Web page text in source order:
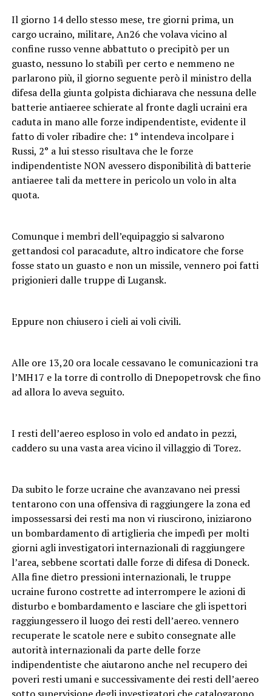
Il giorno 14 dello stesso mese, tre giorni prima, un
cargo ucraino, militare, An26 che volava vicino al
confine russo venne abbattuto o precipitò per un
guasto, nessuno lo stabilì per certo e nemmeno ne
parlarono più, il giorno seguente però il ministro della
difesa della giunta golpista dichiarava che nessuna delle
batterie antiaeree schierate al fronte dagli ucraini era
caduta in mano alle forze indipendentiste, evidente il
fatto di voler ribadire che: 1° intendeva incolpare i
Russi, 2° a lui stesso risultava che le forze
indipendentiste NON avessero disponibilità di batterie
antiaeree tali da mettere in pericolo un volo in alta
quota.
Comunque i membri dell’equipaggio si salvarono
gettandosi col paracadute, altro indicatore che forse
fosse stato un guasto e non un missile, vennero poi fatti
prigionieri dalle truppe di Lugansk.
Eppure non chiusero i cieli ai voli civili.
Alle ore 13,20 ora locale cessavano le comunicazioni tra
l’MH17 e la torre di controllo di Dnepopetrovsk che fino
ad allora lo aveva seguito.
I resti dell’aereo esploso in volo ed andato in pezzi,
caddero su una vasta area vicino il villaggio di Torez.
Da subito le forze ucraine che avanzavano nei pressi
tentarono con una offensiva di raggiungere la zona ed
impossessarsi dei resti ma non vi riuscirono, iniziarono
un bombardamento di artiglieria che impedì per molti
giorni agli investigatori internazionali di raggiungere
l’area, sebbene scortati dalle forze di difesa di Doneck.
Alla fine dietro pressioni internazionali, le truppe
ucraine furono costrette ad interrompere le azioni di
disturbo e bombardamento e lasciare che gli ispettori
raggiungessero il luogo dei resti dell’aereo. vennero
recuperate le scatole nere e subito consegnate alle
autorità internazionali da parte delle forze
indipendentiste che aiutarono anche nel recupero dei
poveri resti umani e successivamente dei resti dell’aereo